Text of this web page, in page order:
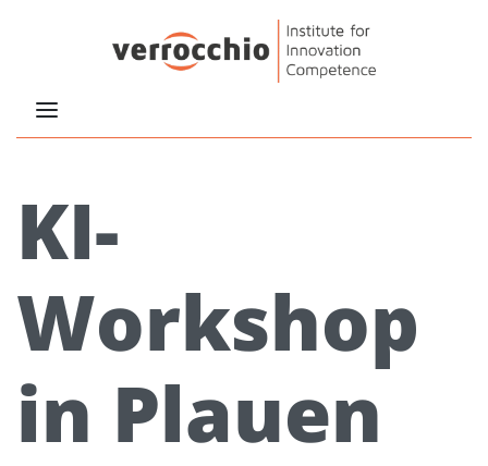
KI-
Workshop
in Plauen